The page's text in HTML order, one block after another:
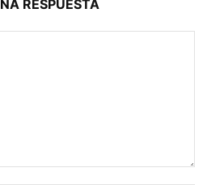
RESPUESTA